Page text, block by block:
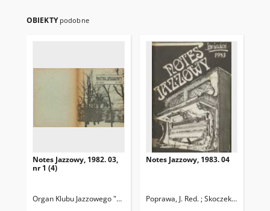
OBIEKTY podobne
Notes Jazzowy, 1982. 03,
nr 1 (4)
Organ Klubu Jazzowego "Rotunda" Skoczek, T. Red.
Notes Jazzowy, 1983. 04
Poprawa, J. Red. ; Skoczek T. Red.